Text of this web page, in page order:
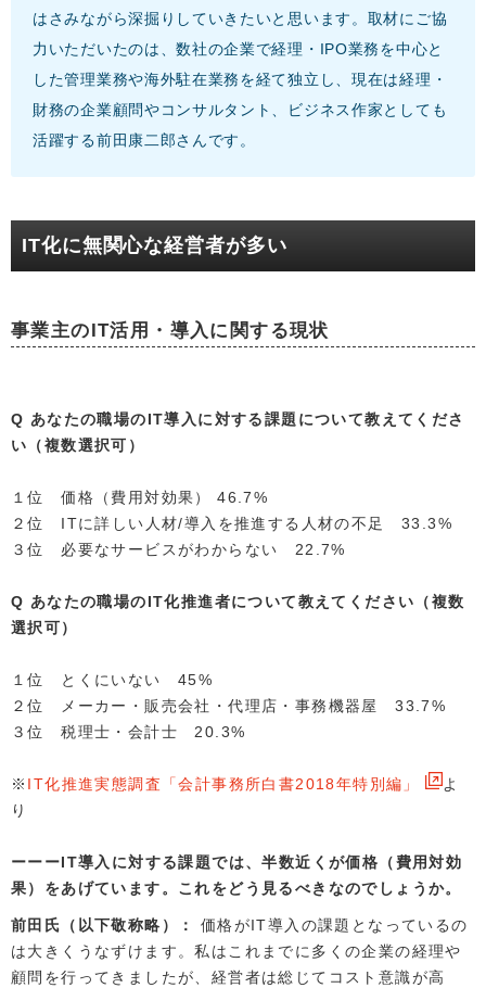
はさみながら深掘りしていきたいと思います。取材にご協
力いただいたのは、数社の企業で経理・IPO業務を中心と
した管理業務や海外駐在業務を経て独立し、現在は経理・
財務の企業顧問やコンサルタント、ビジネス作家としても
活躍する前田康二郎さんです。
IT化に無関心な経営者が多い
事業主のIT活用・導入に関する現状
Q あなたの職場のIT導入に対する課題について教えてくださ
い（複数選択可）
１位 価格（費用対効果） 46.7%
２位 ITに詳しい人材/導入を推進する人材の不足 33.3%
３位 必要なサービスがわからない 22.7%
Q あなたの職場のIT化推進者について教えてください（複数
選択可）
１位 とくにいない 45%
２位 メーカー・販売会社・代理店・事務機器屋 33.7%
３位 税理士・会計士 20.3%
※ IT化推進実態調査「会計事務所白書2018年特別編」
よ
り
IT導入に対する課題では、半数近くが価格（費用対効
果）をあげています。これをどう見るべきなのでしょうか。
前田氏（以下敬称略）
価格がIT導入の課題となっているの
は大きくうなずけます。私はこれまでに多くの企業の経理や
顧問を行ってきましたが、経営者は総じてコスト意識が高